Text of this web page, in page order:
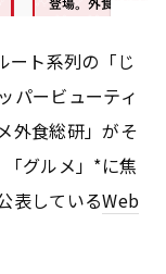
ート系列の「じ
パービューティ
外食総研」がそ
グルメ」*に焦
表しているWeb